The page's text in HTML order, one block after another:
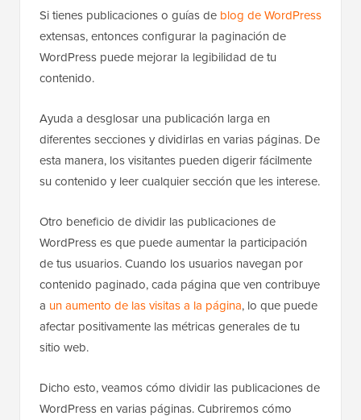
Si tienes publicaciones o guías de blog de WordPress
extensas, entonces configurar la paginación de
WordPress puede mejorar la legibilidad de tu
contenido.
Ayuda a desglosar una publicación larga en
diferentes secciones y dividirlas en varias páginas. De
esta manera, los visitantes pueden digerir fácilmente
su contenido y leer cualquier sección que les interese.
Otro beneficio de dividir las publicaciones de
WordPress es que puede aumentar la participación
de tus usuarios. Cuando los usuarios navegan por
contenido paginado, cada página que ven contribuye
a un aumento de las visitas a la página, lo que puede
afectar positivamente las métricas generales de tu
sitio web.
Dicho esto, veamos cómo dividir las publicaciones de
WordPress en varias páginas. Cubriremos cómo